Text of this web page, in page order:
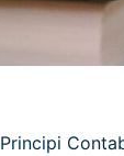
Principi